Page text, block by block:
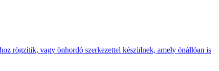
rögzítik, vagy önhordó szerkezettel készülnek, amely önállóan is